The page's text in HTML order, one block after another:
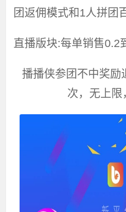
团返佣模式和1人拼团
直播版块:每单销售0.2
播播侠参团不中奖励
次，无上限